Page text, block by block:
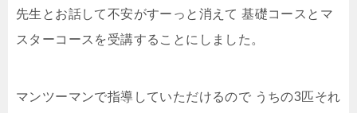
先生とお話して不安がすーっと消えて 基礎コースとマ
スターコースを受講することにしました。
マンツーマンで指導していただけるので うちの3匹それ